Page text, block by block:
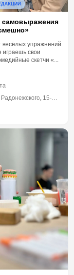
самовыражения
весёлых упражнений
играешь свои
скетчи «...
15-